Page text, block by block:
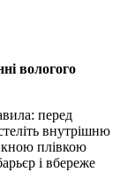
вологого
перед
внутрішню
плівкою
і вбереже